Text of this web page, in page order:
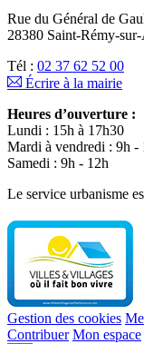
Rue du Général de
28380 Saint-Rémy-
Tél : 02 37 62 52 00
Écrire à la mairie
Heures d’ouverture :
Lundi : 15h à 17h30
Mardi à vendredi : 9h
Samedi : 9h - 12h
Le service urbanisme
Gestion des cookies
Contribuer Mon espace